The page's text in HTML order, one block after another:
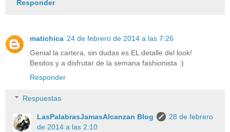
Responder
matichica 24 de febrero de 2014 a las 7:26
Genial la cartera, sin dudas es EL detalle del look!
Besitos y a disfrutar de la semana fashionista :)
Responder
Respuestas
LasPalabrasJamasAlcanzan Blog
28 de febrero
de 2014 a las 2:10